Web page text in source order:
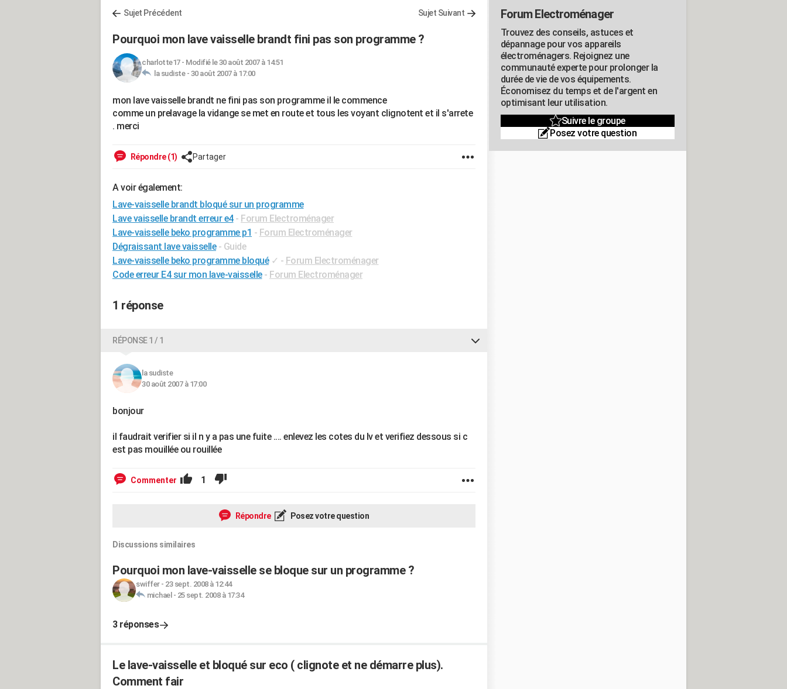
Sujet Précédent Sujet Suivant
Pourquoi mon lave vaisselle brandt fini pas son programme ?
charlotte17- Modifié le 30 août 2007 à 14:51
la sudiste - 30 août 2007 à 17:00
mon lave vaisselle brandt ne fini pas son programme il le commence
comme un prelavage la vidange se met en route et tous les voyant clignotent et il s'arrete
. merci
Répondre (1) Partager
A voir également:
Lave-vaisselle brandt bloqué sur un programme
Lave vaisselle brandt erreur e4 - Forum Electroménager
Lave-vaisselle beko programme p1 - Forum Electroménager
Dégraissant lave vaisselle - Guide
Lave-vaisselle beko programme bloqué ✓ - Forum Electroménager
Code erreur E4 sur mon lave-vaisselle - Forum Electroménager
1 réponse
RÉPONSE 1 / 1
la sudiste
30 août 2007 à 17:00
bonjour
il faudrait verifier si il n y a pas une fuite .... enlevez les cotes du lv et verifiez dessous si c
est pas mouillée ou rouillée
Commenter 1
Répondre Posez votre question
Discussions similaires
Pourquoi mon lave-vaisselle se bloque sur un programme ?
swiffer- 23 sept. 2008 à 12:44
michael - 25 sept. 2008 à 17:34
3 réponses
Le lave-vaisselle et bloqué sur eco ( clignote et ne démarre plus).
Comment fair
Forum Electroménager
Trouvez des conseils, astuces et
dépannage pour vos appareils
électroménagers. Rejoignez une
communauté experte pour prolonger la
durée de vie de vos équipements.
Économisez du temps et de l'argent en
optimisant leur utilisation.
Suivre le groupe
Posez votre question